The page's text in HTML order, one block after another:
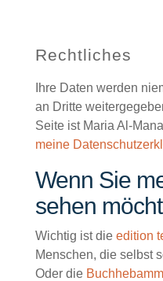
Rechtliches
Ihre Daten werden
an Dritte
Seite ist Maria Al-
meine
Wenn Sie
sehen
Wichtig ist die edition
Menschen, die selbst
Oder die